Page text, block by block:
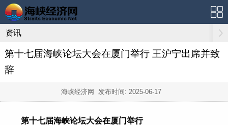
资讯
第十七届海峡论坛大会在厦门举行 王沪宁出席并致
辞
海峡经济网 发布时间: 2025-06-17
第十七届海峡论坛大会在厦门举行